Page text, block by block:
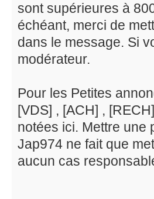
sont supérieures à
échéant, merci de
dans le message. Si
modérateur.
Pour les Petites
[VDS] , [ACH] ,
notées ici. Mettre une
Jap974 ne fait que
aucun cas